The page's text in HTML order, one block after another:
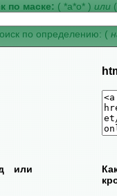
по маске: ( *а*о* ) или
по определению: (
или